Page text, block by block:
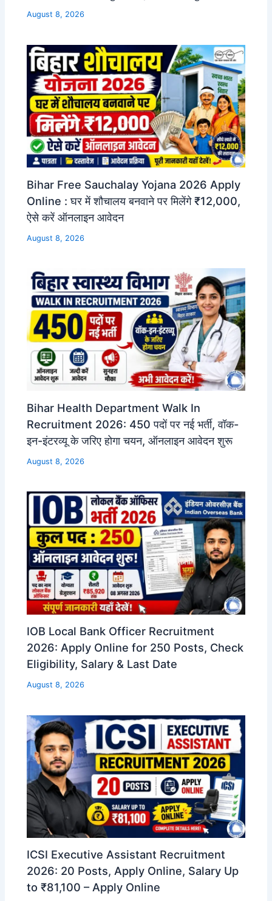
August 8, 2026
Bihar Free Sauchalay Yojana 2026 Apply
Online : घर में शौचालय बनवाने पर मिलेंगे ₹12,000,
ऐसे करें ऑनलाइन आवेदन
August 8, 2026
Bihar Health Department Walk In
Recruitment 2026: 450 पदों पर नई भर्ती, वॉक-
इन-इंटरव्यू के जरिए होगा चयन, ऑनलाइन आवेदन शुरू
August 8, 2026
IOB Local Bank Officer Recruitment
2026: Apply Online for 250 Posts, Check
Eligibility, Salary & Last Date
August 8, 2026
ICSI Executive Assistant Recruitment
2026: 20 Posts, Apply Online, Salary Up
to ₹81,100 – Apply Online